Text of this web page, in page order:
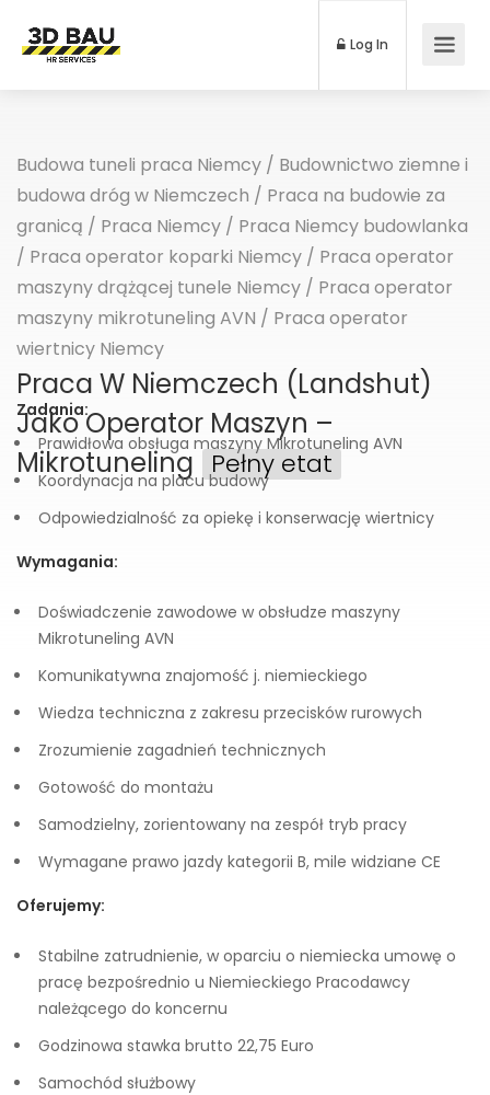
Log In
Budowa tuneli praca Niemcy / Budownictwo ziemne i
budowa dróg w Niemczech / Praca na budowie za
granicą / Praca Niemcy / Praca Niemcy budowlanka
/ Praca operator koparki Niemcy / Praca operator
maszyny drążącej tunele Niemcy / Praca operator
maszyny mikrotuneling AVN / Praca operator
wiertnicy Niemcy
Praca W Niemczech (Landshut)
Jako Operator Maszyn –
Mikrotuneling
Pełny etat
Zadania:
Prawidłowa obsługa maszyny Mikrotuneling AVN
Koordynacja na placu budowy
Odpowiedzialność za opiekę i konserwację wiertnicy
Wymagania:
Doświadczenie zawodowe w obsłudze maszyny
Mikrotuneling AVN
Komunikatywna znajomość j. niemieckiego
Wiedza techniczna z zakresu przecisków rurowych
Zrozumienie zagadnień technicznych
Gotowość do montażu
Samodzielny, zorientowany na zespół tryb pracy
Wymagane prawo jazdy kategorii B, mile widziane CE
Oferujemy:
Stabilne zatrudnienie, w oparciu o niemiecka umowę o
pracę bezpośrednio u Niemieckiego Pracodawcy
należącego do koncernu
Godzinowa stawka brutto 22,75 Euro
Samochód służbowy